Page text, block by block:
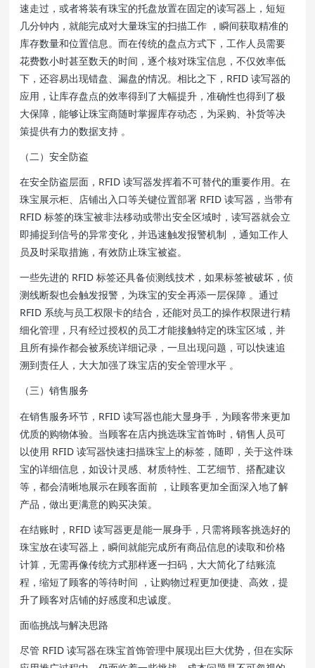
速走过，或者将装有珠宝的托盘放置在固定的读写器上，短短
几分钟内，就能完成对大量珠宝的扫描工作 ，瞬间获取精准的
库存数量和位置信息。而在传统的盘点方式下，工作人员需要
花费数小时甚至数天的时间，逐个核对珠宝信息，不仅效率低
下，还容易出现错盘、漏盘的情况。相比之下，RFID 读写器的
应用，让库存盘点的效率得到了大幅提升，准确性也得到了极
大保障，能够让珠宝商随时掌握库存动态，为采购、补货等决
策提供有力的数据支持 。
（二）安全防盗
在安全防盗层面，RFID 读写器发挥着不可替代的重要作用。在
珠宝展示柜、店铺出入口等关键位置部署 RFID 读写器，当带有
RFID 标签的珠宝被非法移动或带出安全区域时，读写器就会立
即捕捉到信号的异常变化，并迅速触发报警机制 ，通知工作人
员及时采取措施，有效防止珠宝被盗。
一些先进的 RFID 标签还具备侦测线技术，如果标签被破坏，侦
测线断裂也会触发报警，为珠宝的安全再添一层保障 。通过
RFID 系统与员工权限卡的结合，还能对员工的操作权限进行精
细化管理，只有经过授权的员工才能接触特定的珠宝区域，并
且所有操作都会被系统详细记录，一旦出现问题，可以快速追
溯到责任人，大大加强了珠宝店的安全管理水平 。
（三）销售服务
在销售服务环节，RFID 读写器也能大显身手，为顾客带来更加
优质的购物体验。当顾客在店内挑选珠宝首饰时，销售人员可
以使用 RFID 读写器快速扫描珠宝上的标签，随即，关于这件珠
宝的详细信息，如设计灵感、材质特性、工艺细节、搭配建议
等，都会清晰地展示在顾客面前 ，让顾客更加全面深入地了解
产品，做出更满意的购买决策。
在结账时，RFID 读写器更是能一展身手，只需将顾客挑选好的
珠宝放在读写器上，瞬间就能完成所有商品信息的读取和价格
计算，无需再像传统方式那样逐一扫码，大大简化了结账流
程，缩短了顾客的等待时间 ，让购物过程更加便捷、高效，提
升了顾客对店铺的好感度和忠诚度。
面临挑战与解决思路
尽管 RFID 读写器在珠宝首饰管理中展现出巨大优势，但在实际